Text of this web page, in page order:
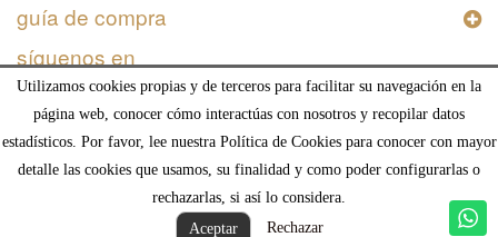
Utilizamos cookies propias y de terceros para facilitar su navegación en la
página web, conocer cómo interactúas con nosotros y recopilar datos
estadísticos. Por favor, lee nuestra Política de Cookies para conocer con mayor
detalle las cookies que usamos, su finalidad y como poder configurarlas o
rechazarlas, si así lo considera.
Aceptar
Rechazar
guía de compra
síguenos en
© Deco and Living Interiorismo SL, Calle Madrid 2, Humera, 28223, Pozuelo de Alarcón,
Madrid